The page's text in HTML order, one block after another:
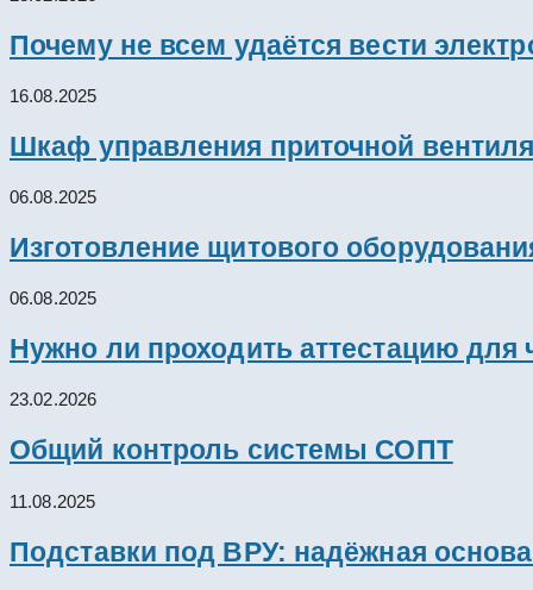
Почему не всем удаётся вести
16.08.2025
Шкаф управления приточной
06.08.2025
Изготовление щитового
06.08.2025
Нужно ли проходить аттестацию для
23.02.2026
Общий контроль системы СОПТ
11.08.2025
Подставки под ВРУ: надёжная